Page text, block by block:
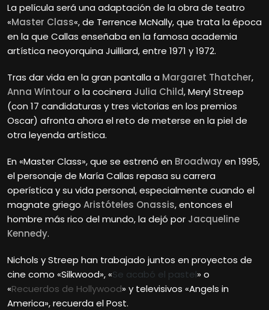
La película será una adaptación de la obra de teatro
«Master Class«, de Terrence McNally, que trata la época
en la que Callas enseñaba en la famosa academia
artística neoyorquina Juilliard, entre 1971 y 1972.
Tras dar vida en la gran pantalla a Margaret Thatcher,
Anna Wintour o la cocinera Julia Child, MerylStreep
(con 17 candidaturas y tres victorias en los premios
Oscar) afronta ahora el reto de meterse en la piel de
otra leyenda artística.
En «Master Class», que se estrenó en Broadwayen 1995,
el personaje de María Callas repasa su carrera
operística y su vida personal, especialmente cuando el
magnate griego Aristóteles Onassis, entonces el
hombre más rico del mundo, la dejó por Jacqueline
Kennedy.
Nichols y Streep han trabajado juntos en proyectos de
cine como «Silkwood», «Se acabó el pastel» o
«Recuerdos de Hollywood» y televisivos «Angels in
America», recuerda el Post.